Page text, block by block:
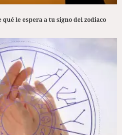
le espera a tu signo del zodiaco